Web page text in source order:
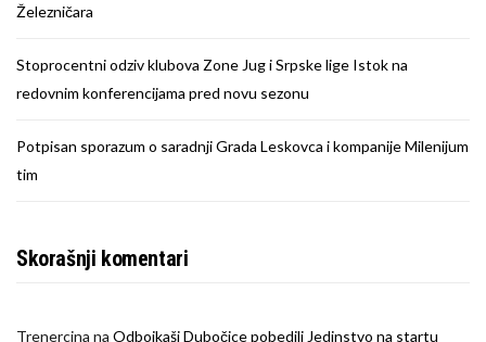
Železničara
Stoprocentni odziv klubova Zone Jug i Srpske lige Istok na
redovnim konferencijama pred novu sezonu
Potpisan sporazum o saradnji Grada Leskovca i kompanije Milenijum
tim
Skorašnji komentari
Trenercina na Odbojkaši Dubočice pobedili Jedinstvo na startu